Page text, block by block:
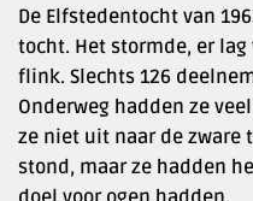
De Elfstedentocht van
tocht. Het stormde, er
flink. Slechts 126
Onderweg hadden ze
ze niet uit naar de zware
stond, maar ze hadden